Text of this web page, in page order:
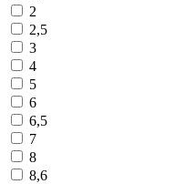
2
2,5
3
4
5
6
6,5
7
8
8,6